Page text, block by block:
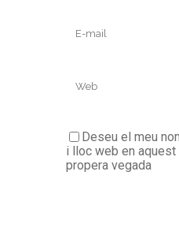
Deseu el meu
i lloc web en aquest
propera vegada